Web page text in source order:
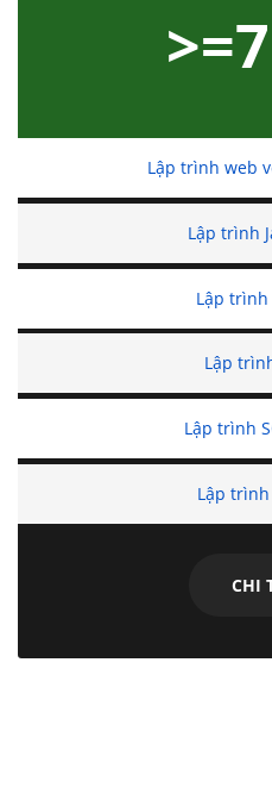
>=7
Lập trình web
Lập trình
Lập
Lập
Lập trình
Lập
CHI